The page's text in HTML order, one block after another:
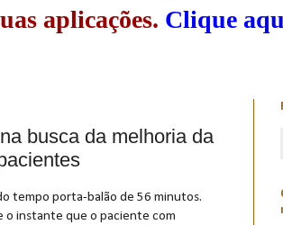
aplicações. Clique
busca da melhoria da
tempo porta-balão de 56 minutos.
o instante que o paciente com